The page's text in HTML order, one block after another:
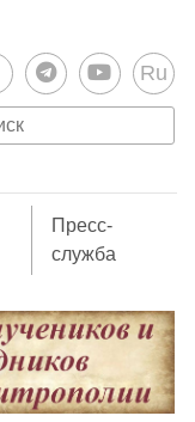
Ru
Пресс-
служба